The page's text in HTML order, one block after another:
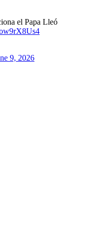
el Papa Lleó
9, 2026